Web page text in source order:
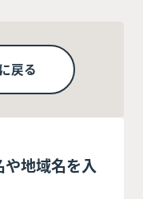
戻る
や地域名を入